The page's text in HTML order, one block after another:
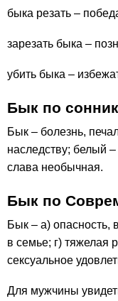
быка резать –
зарезать быка –
убить быка –
Бык по
Бык – болезнь,
наследству; белый
слава необычная.
Бык по
Бык – а) опасность,
в семье; г) тяжелая
сексуальное
Для мужчины